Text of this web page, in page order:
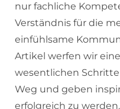
nur fachliche
Verständnis für die
einfühlsame
Artikel werfen wir
wesentlichen
Weg und geben
erfolgreich zu werden.